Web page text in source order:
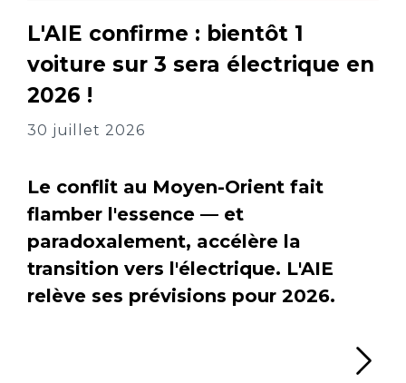
L'AIE confirme : bientôt 1
voiture sur 3 sera électrique en
2026 !
30 juillet 2026
Le conflit au Moyen-Orient fait
flamber l'essence — et
paradoxalement, accélère la
transition vers l'électrique. L'AIE
relève ses prévisions pour 2026.